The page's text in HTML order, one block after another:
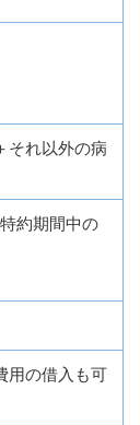
それ以外の病
約期間中の
用の借入も可